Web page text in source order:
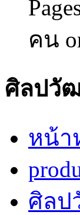
คน
ศิลปวั
หน้า
ศิลป